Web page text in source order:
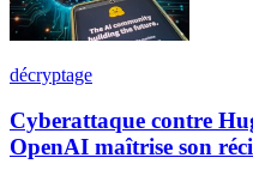
décryptage
Cyberattaque contre
OpenAI maîtrise son